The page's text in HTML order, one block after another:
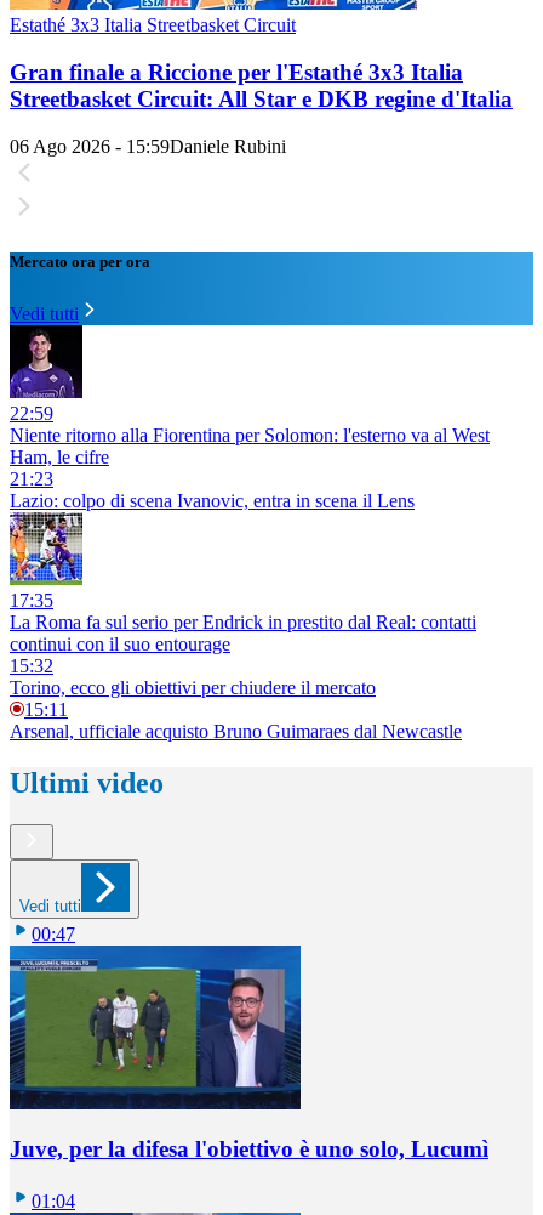
Estathé 3x3 Italia Streetbasket Circuit
Gran finale a Riccione per l'Estathé 3x3 Italia
Streetbasket Circuit: All Star e DKB regine d'Italia
06 Ago 2026 - 15:59Daniele Rubini
Mercato ora per ora
Vedi tutti
22:59
Niente ritorno alla Fiorentina per Solomon: l'esterno va al West
Ham, le cifre
21:23
Lazio: colpo di scena Ivanovic, entra in scena il Lens
17:35
La Roma fa sul serio per Endrick in prestito dal Real: contatti
continui con il suo entourage
15:32
Torino, ecco gli obiettivi per chiudere il mercato
15:11
Arsenal, ufficiale acquisto Bruno Guimaraes dal Newcastle
Ultimi video
Vedi tutti
00:47
Juve, per la difesa l'obiettivo è uno solo, Lucumì
01:04